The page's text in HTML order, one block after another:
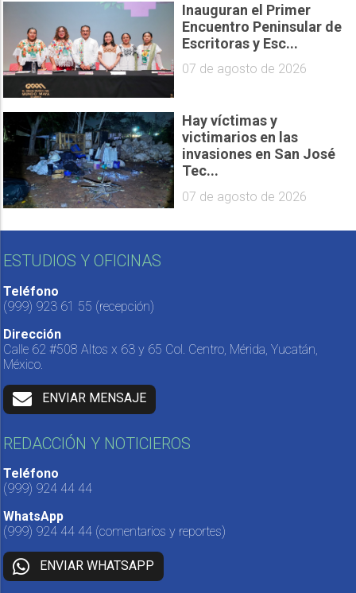
Inauguran el Primer
Encuentro Peninsular de
Escritoras y Esc...
07 de agosto de 2026
Hay víctimas y
victimarios en las
invasiones en San José
Tec...
07 de agosto de 2026
ESTUDIOS Y OFICINAS
Teléfono
(999) 923 61 55 (recepción)
Dirección
Calle 62 #508 Altos x 63 y 65 Col. Centro, Mérida, Yucatán,
México.
ENVIAR MENSAJE
REDACCIÓN Y NOTICIEROS
Teléfono
(999) 924 44 44
WhatsApp
(999) 924 44 44 (comentarios y reportes)
ENVIAR WHATSAPP